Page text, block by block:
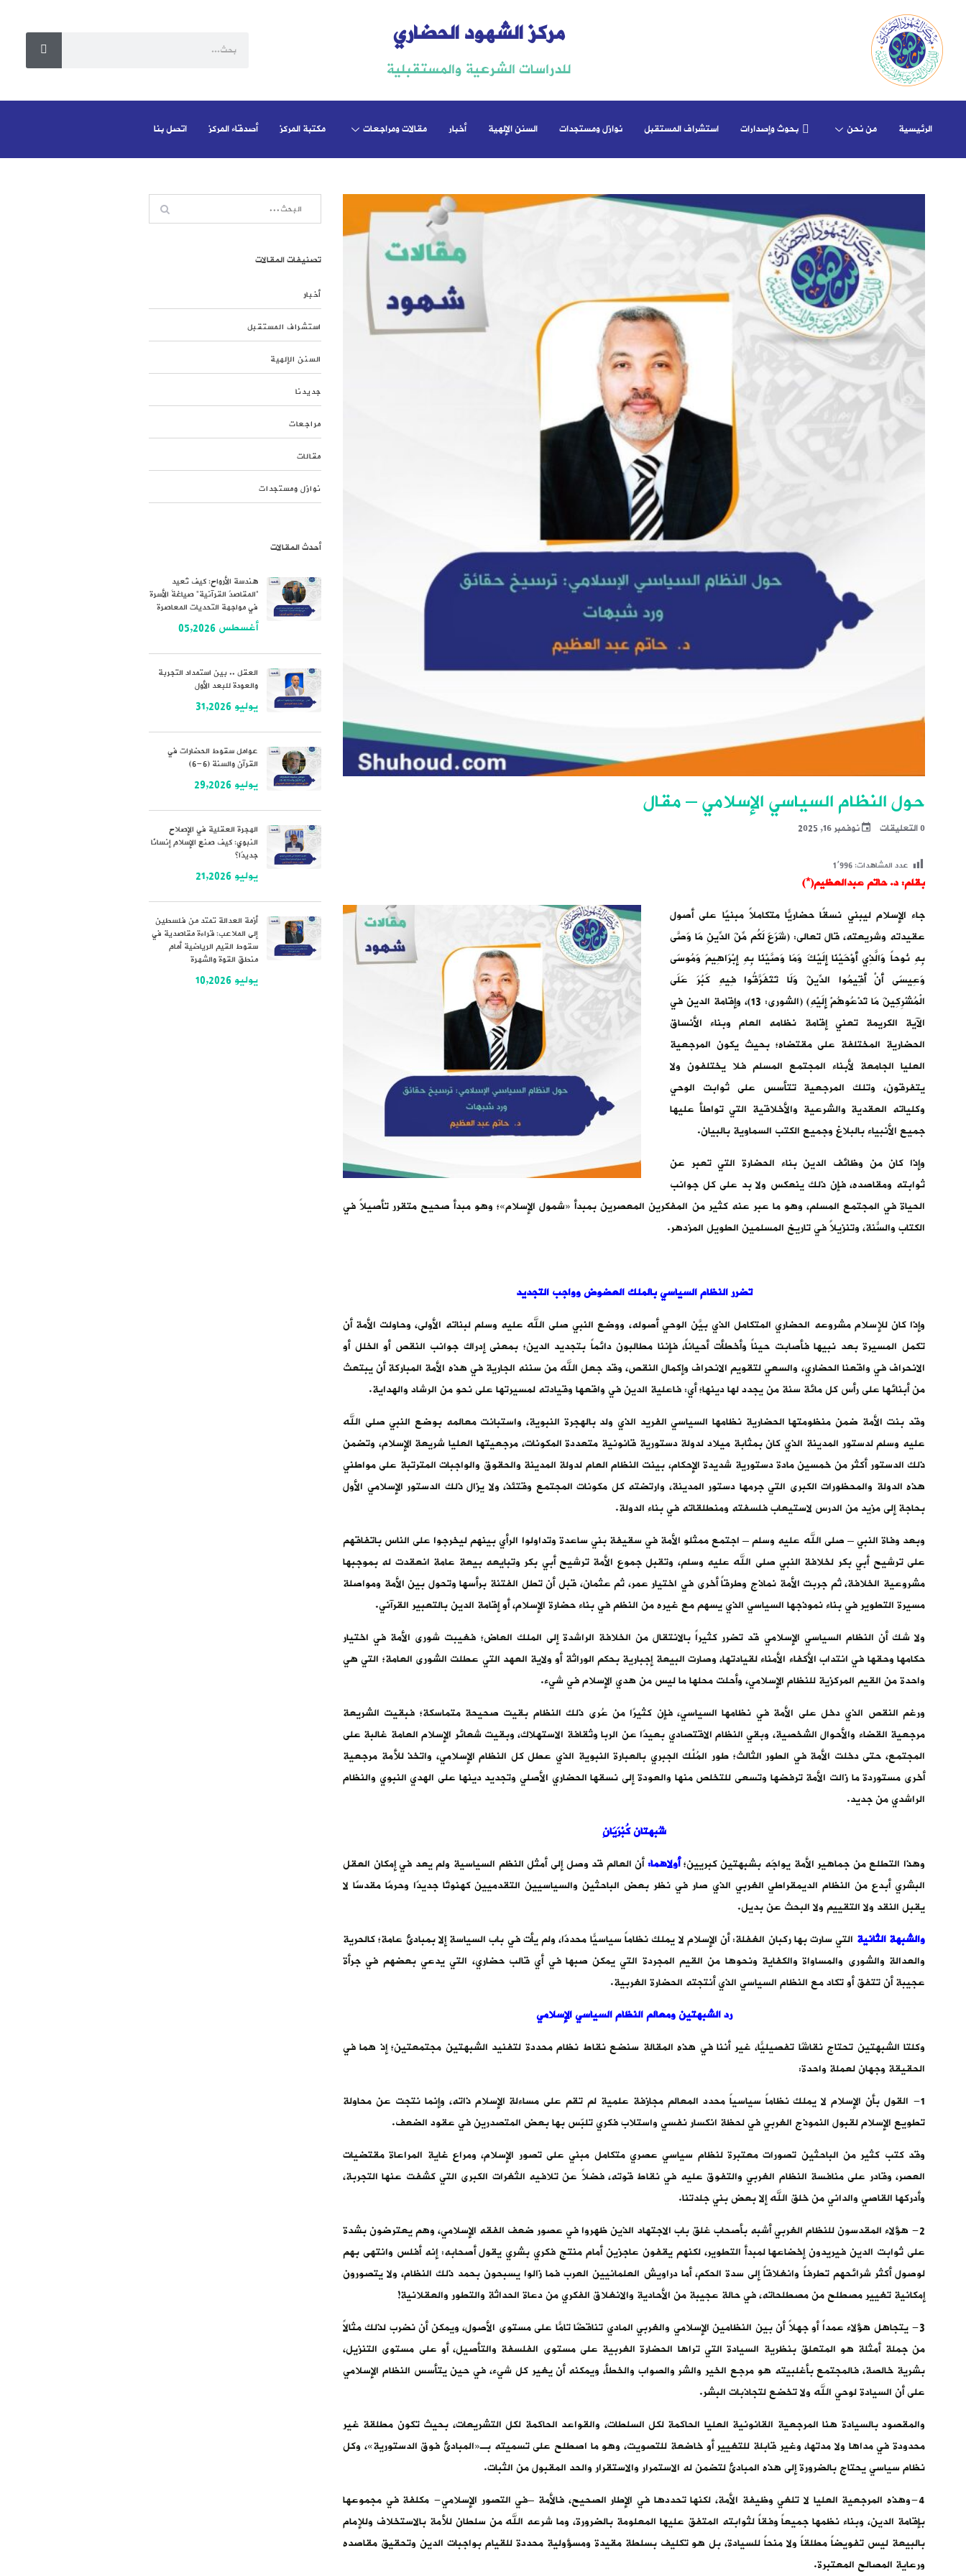
مركز الشهود الحضاري
للدراسات الشرعية والمستقبلية
الرئيسية من نحن بحوث وإصدارات استشراف المستقبل نوازل ومستجدات السنن الإلهية أخبار مقالات ومراجعات مكتبة المركز أصدقاء المركز اتصل بنا
حول النظام السياسي الإسلامي – مقال
0 التعليقات نوفمبر 16, 2025
عدد المشاهدات:1٬996
بقلم: د. حاتم عبدالعظيم(*)
جاء الإسلام ليبني نسقًا حضاريًّا متكاملاً مبنيًا على أصول
عقيدته وشريعته، قال تعالى: (شَرَعَ لَكُم مِّنَ الدِّينِ مَا وَصَّى
بِهِ نُوحاً وَالَّذِي أَوْحَيْنَا إِلَيْكَ وَمَا وَصَّيْنَا بِهِ إِبْرَاهِيمَ وَمُوسَى
وَعِيسَى أَنْ أَقِيمُوا الدِّينَ وَلَا تَتَفَرَّقُوا فِيهِ كَبُرَ عَلَى
الْمُشْرِكِينَ مَا تَدْعُوهُمْ إِلَيْهِ) (الشورى: 13)، وإقامة الدين في
الآية الكريمة تعني إقامة نظامه العام وبناء الأنساق
الحضارية المختلفة على مقتضاه؛ بحيث يكون المرجعية
العليا الجامعة لأبناء المجتمع المسلم فلا يختلفون ولا
يتفرقون، وتلك المرجعية تتأسس على ثوابت الوحي
وكلياته العقدية والشرعية والأخلاقية التي تواطأ عليها
جميع الأنبياء بالبلاغ وجميع الكتب السماوية بالبيان.
وإذا كان من وظائف الدين بناء الحضارة التي تعبر عن
ثوابته ومقاصده، فإن ذلك ينعكس ولا بد على كل جوانب
الحياة في المجتمع المسلم، وهو ما عبر عنه كثير من المفكرين المعصرين بمبدأ «شمول الإسلام»؛ وهو مبدأ صحيح متقرر تأصيلاً في
الكتاب والسُّنة، وتنزيلاً في تاريخ المسلمين الطويل المزدهر.
تضرر النظام السياسي بالملك العضوض وواجب التجديد
وإذا كان للإسلام مشروعه الحضاري المتكامل الذي بيَّن الوحي أصوله، ووضع النبي صلى الله عليه وسلم لبناته الأولى، وحاولت الأمة أن
تكمل المسيرة بعد نبيها فأصابت حيناً وأخطأت أحياناً، فإننا مطالبون دائماً بتجديد الدين؛ بمعنى إدراك جوانب النقص أو الخلل أو
الانحراف في واقعنا الحضاري، والسعي لتقويم الانحراف وإكمال النقص، وقد جعل الله من سننه الجارية في هذه الأمة المباركة أن يبتعث
من أبنائها على رأس كل مائة سنة من يجدد لها دينها؛ أي: فاعلية الدين في واقعها وقيادته لمسيرتها على نحو من الرشاد والهداية.
وقد بنت الأمة ضمن منظومتها الحضارية نظامها السياسي الفريد الذي ولد بالهجرة النبوية، واستبانت معالمه بوضع النبي صلى الله
عليه وسلم لدستور المدينة الذي كان بمثابة ميلاد لدولة دستورية قانونية متعددة المكونات، مرجعيتها العليا شريعة الإسلام، وتضمن
ذلك الدستور أكثر من خمسين مادة دستورية شديدة الإحكام، بينت النظام العام لدولة المدينة والحقوق والواجبات المترتبة على مواطني
هذه الدولة والمحظورات الكبرى التي جرمها دستور المدينة، وارتضته كل مكونات المجتمع وقتئذ، ولا يزال ذلك الدستور الإسلامي الأول
بحاجة إلى مزيد من الدرس لاستيعاب فلسفته ومنطلقاته في بناء الدولة.
وبعد وفاة النبي – صلى الله عليه وسلم – اجتمع ممثلو الأمة في سقيفة بني ساعدة وتداولوا الرأي بينهم ليخرجوا على الناس باتفاقهم
على ترشيح أبي بكر لخلافة النبي صلى الله عليه وسلم، وتقبل جموع الأمة ترشيح أبي بكر وتبايعه بيعة عامة انعقدت له بموجبها
مشروعية الخلافة، ثم جربت الأمة نماذج وطرقاً أخرى في اختيار عمر، ثم عثمان، قبل أن تطل الفتنة برأسها وتحول بين الأمة ومواصلة
مسيرة التطوير في بناء نموذجها السياسي الذي يسهم مع غيره من النظم في بناء حضارة الإسلام، أو إقامة الدين بالتعبير القرآني.
ولا شك أن النظام السياسي الإسلامي قد تضرر كثيراً بالانتقال من الخلافة الراشدة إلى الملك العاض؛ فغيبت شورى الأمة في اختيار
حكامها وحقها في انتداب الأكفاء الأمناء لقيادتها، وصارت البيعة إجبارية بحكم الوراثة أو ولاية العهد التي عطلت الشورى العامة؛ التي هي
واحدة من القيم المركزية للنظام الإسلامي، وأحلت محلها ما ليس من هدي الإسلام في شيء.
ورغم النقص الذي دخل على الأمة في نظامها السياسي، فإن كثيرًا من عُرى ذلك النظام بقيت صحيحة متماسكة؛ فبقيت الشريعة
مرجعية القضاء والأحوال الشخصية، وبقي النظام الاقتصادي بعيدًا عن الربا وثقافة الاستهلاك، وبقيت شعائر الإسلام العامة غالبة على
المجتمع، حتى دخلت الأمة في الطور الثالث؛ طور المُلْك الجبري بالعبارة النبوية الذي عطل كل النظام الإسلامي، واتخذ للأمة مرجعية
أخرى مستوردة ما زالت الأمة ترفضها وتسعى للتخلص منها والعودة إلى نسقها الحضاري الأصلي وتجديد دينها على الهدي النبوي والنظام
الراشدي من جديد.
شُبهتان كُبْرَيَانِ
وهذا التطلع من جماهير الأمة يواجَه بشبهتين كبريين؛أولاهما:أن العالم قد وصل إلى أمثل النظم السياسية ولم يعد في إمكان العقل
البشري أبدع من النظام الديمقراطي الغربي الذي صار في نظر بعض الباحثين والسياسيين التقدميين كهنوتًا جديدًا وحرمًا مقدسًا لا
يقبل النقد ولا التقييم ولا البحث عن بديل.
والشبهة الثانية التي سارت بها ركبان الغفلة: أن الإسلام لا يملك نظاماً سياسيًّا محددًا، ولم يأت في باب السياسة إلا بمبادئ عامة؛ كالحرية
والعدالة والشورى والمساواة والكفاية ونحوها من القيم المجردة التي يمكن صبها في أي قالب حضاري، التي يدعي بعضهم في جرأة
عجيبة أن تتفق أو تكاد مع النظام السياسي الذي أنتجته الحضارة الغربية.
رد الشبهتين ومعالم النظام السياسي الإسلامي
وكلتا الشبهتين تحتاج نقاشًا تفصيليًّا، غير أننا في هذه المقالة سنضع نقاط نظام محددة لتفنيد الشبهتين مجتمعتين؛ إذ هما في
الحقيقة وجهان لعملة واحدة:
1- القول بأن الإسلام لا يملك نظاماً سياسياً محدد المعالم مجازفة علمية لم تقم على مساءلة الإسلام ذاته، وإنما نتجت عن محاولة
تطويع الإسلام لقبول النموذج الغربي في لحظة انكسار نفسي واستلاب فكري تلبّس بها بعض المتصدرين في عقود الضعف.
وقد كتب كثير من الباحثين تصورات معتبرة لنظام سياسي عصري متكامل مبني على تصور الإسلام، ومراع غاية المراعاة مقتضيات
العصر، وقادر على منافسة النظام الغربي والتفوق عليه في نقاط قوته، فضلاً عن تلافيه الثغرات الكبرى التي كشفت عنها التجربة،
وأدركها القاصي والداني من خلق الله إلا بعض بني جلدتنا.
2- هؤلاء المقدسون للنظام الغربي أشبه بأصحاب غلق باب الاجتهاد الذين ظهروا في عصور ضعف الفقه الإسلامي، وهم يعترضون بشدة
على ثوابت الدين فيريدون إخضاعها لمبدأ التطوير، لكنهم يقفون عاجزين أمام منتج فكري بشري يقول أصحابه: إنه أفلس وانتهى بهم
لوصول أكثر شرائحهم تطرفاً وانغلاقاً إلى سدة الحكم، أما دراويش العلمانيين العرب فما زالوا يسبحون بحمد ذلك النظام، ولا يتصورون
إمكانية تغيير مصطلح من مصطلحاته، في حالة عجيبة من الأحادية والانغلاق الفكري من دعاة الحداثة والتطور والعقلانية!
3- يتجاهل هؤلاء عمداً أو جهلاً أن بين النظامين الإسلامي والغربي المادي تناقضًا تامًّا على مستوى الأصول، ويمكن أن نضرب لذلك مثالاً
من جملة أمثلة هو المتعلق بنظرية السيادة التي تراها الحضارة الغربية على مستوى الفلسفة والتأصيل، أو على مستوى التنزيل،
بشرية خالصة، فالمجتمع بأغلبيته هو مرجع الخير والشر والصواب والخطأ، ويمكنه أن يغير كل شيء، في حين يتأسس النظام الإسلامي
على أن السيادة لوحي الله ولا تخضع لتجاذبات البشر.
والمقصود بالسيادة هنا المرجعية القانونية العليا الحاكمة لكل السلطات، والقواعد الحاكمة لكل التشريعات، بحيث تكون مطلقة غير
محدودة في مداها ولا مدتها، وغير قابلة للتغيير أو خاضعة للتصويت، وهو ما اصطلح على تسميته بـ«المبادئ فوق الدستورية»، وكل
نظام سياسي يحتاج بالضرورة إلى هذه المبادئ لتضمن له الاستمرار والاستقرار والحد المقبول من الثبات.
4-وهذه المرجعية العليا لا تلغي وظيفة الأمة، لكنها تحددها في الإطار الصحيح، فالأمة –في التصور الإسلامي- مكلفة في مجموعها
بإقامة الدين، وبناء نظمها جميعاً وفقاً لثوابته المتفق عليها المعلومة بالضرورة، وما شرعه الله من سلطان للأمة بالاستخلاف وللإمام
بالبيعة ليس تفويضاً مطلقاً ولا منحاً للسيادة، بل هو تكليف بسلطة مقيدة ومسؤولية محددة للقيام بواجبات الدين وتحقيق مقاصده
ورعاية المصالح المعتبرة.
تصنيفات المقالات
أخبار
استشراف المستقبل
السنن الإلهية
جديدنا
مراجعات
مقالات
نوازل ومستجدات
أحدث المقالات
هندسة الأرواح: كيف تُعيد
“المقاصدُ القرآنية” صياغةَ الأسرة
في مواجهة التحديات المعاصرة
أغسطس 05,2026
العقل .. بين استمداد التجربة
والعودة للبعد الأول
يوليو 31,2026
عوامل سقوط الحضارات في
القرآن والسنة (6-6)
يوليو 29,2026
الهجرة العقلية في الإصلاح
النبوي: كيف صنع الإسلام إنسانًا
جديدًا؟
يوليو 21,2026
أزمة العدالة تمتد من فلسطين
إلى الملاعب: قراءة مقاصدية في
سقوط القيم الرياضية أمام
منطق القوة والشهرة
يوليو 10,2026